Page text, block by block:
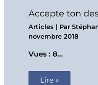
Accepte ton
Articles| Par
novembre 2018
Vues : 8…
Lire »